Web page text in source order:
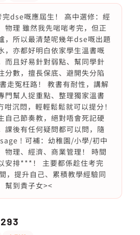
dse嘅應屆生！ 高中選修：經
物理 雖然我先啱啱考完，但正
，所以最清楚呢幾年dse嘅出題
，亦都好明白依家學生溫書嘅
而且好易針對弱點、幫同學針
分數，擅長保底、避開失分陷
走冤枉路！ 教書有耐性，講解
門幫人捉重點、整理獨家溫書
沉悶，輕輕鬆鬆就可以提分！
自己節奏教，絕對唔會死記硬
課後有任何疑問都可以問，隨
! 可補：幼稚園/小學/初中
物理、經濟、商業管理！ 時間
安排***！ 主要都係趁住考完
，提升自己、累積教學經驗同
幫到貴子女><